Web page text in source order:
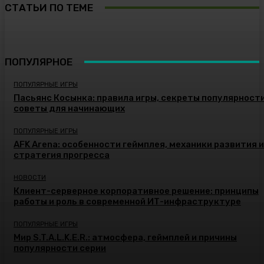
СТАТЬИ ПО ТЕМЕ
ПОПУЛЯРНОЕ
ПОПУЛЯРНЫЕ ИГРЫ
Пасьянс Косынка: правила игры, секреты
советы для начинающих
ПОПУЛЯРНЫЕ ИГРЫ
AFK Arena: особенности геймплея, механики развития и
стратегия прогресса
НОВОСТИ
Клиент-серверное корпоративное решение: принципы
работы и роль в современной ИТ-инфраструктуре
ПОПУЛЯРНЫЕ ИГРЫ
Мир S.T.A.L.K.E.R.: атмосфера, геймплей и причины
популярности серии